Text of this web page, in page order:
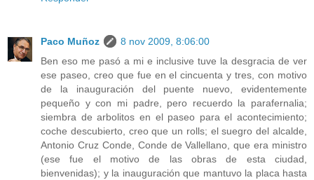
Paco Muñoz
8 nov 2009, 8:06:00
Ben eso me pasó a mi e inclusive tuve la desgracia de ver
ese paseo, creo que fue en el cincuenta y tres, con motivo
de la inauguración del puente nuevo, evidentemente
pequeño y con mi padre, pero recuerdo la parafernalia;
siembra de arbolitos en el paseo para el acontecimiento;
coche descubierto, creo que un rolls; el suegro del alcalde,
Antonio Cruz Conde, Conde de Vallellano, que era ministro
(ese fue el motivo de las obras de esta ciudad,
bienvenidas); y la inauguración que mantuvo la placa hasta